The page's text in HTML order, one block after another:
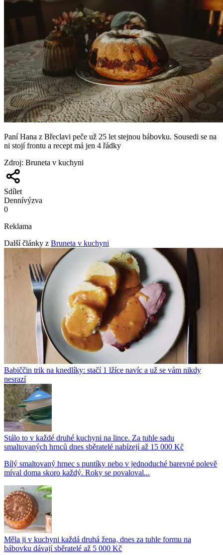
Paní Hana z Břeclavi peče už 25 let stejnou bábovku. Sousedi se na
ni stojí frontu a recept má jen 4 řádky
Zdroj: Bruneta v kuchyni
Sdílet
Dennívýzva
0
Reklama
Další články z Bruneta v kuchyni
Babiččin trik na knedlíky: stačí 1 lžíce navíc a už se vám nikdy
nesrazí
Stálo to v každé druhé kuchyni na lince. Za tuhle sadu
smaltovaných hrnců dnes sběratelé nabízejí až 15 000 Kč
Bílý smaltovaný hrnec s puntíky nebo v jednoduché barevné polevě
míval doma skoro každý. Roky se povaloval...
Měla ji v kuchyni každá druhá žena, dnes za tuhle formu na
bábovku dávají sběratelé až 5 000 Kč